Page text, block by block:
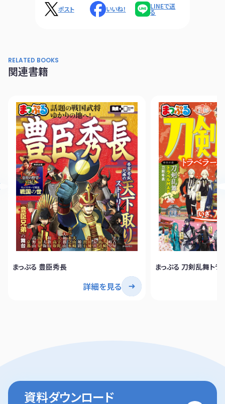
ポスト いいね！ LINEで送
る
RELATED BOOKS
関連書籍
まっぷる 豊臣秀長
詳細を見る
まっぷる 刀剣乱舞トラ
資料ダウンロード